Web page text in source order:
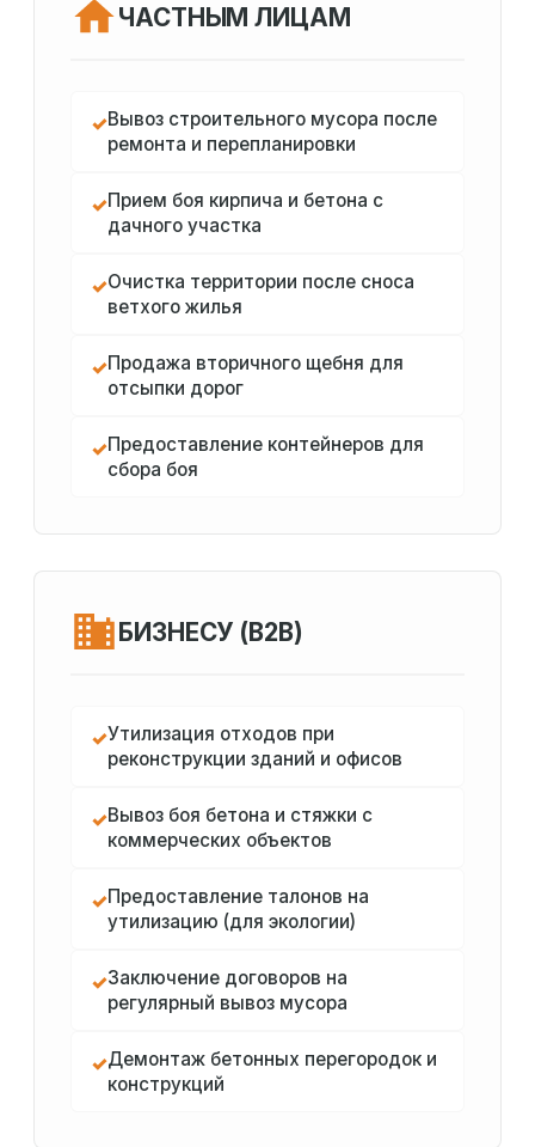
ЧАСТНЫМ ЛИЦАМ
✓Вывоз строительного мусора после
ремонта и перепланировки
✓Прием боя кирпича и бетона с
дачного участка
✓Очистка территории после сноса
ветхого жилья
✓Продажа вторичного щебня для
отсыпки дорог
✓Предоставление контейнеров для
сбора боя
БИЗНЕСУ (B2B)
✓Утилизация отходов при
реконструкции зданий и офисов
✓Вывоз боя бетона и стяжки с
коммерческих объектов
✓Предоставление талонов на
утилизацию (для экологии)
✓Заключение договоров на
регулярный вывоз мусора
✓Демонтаж бетонных перегородок и
конструкций